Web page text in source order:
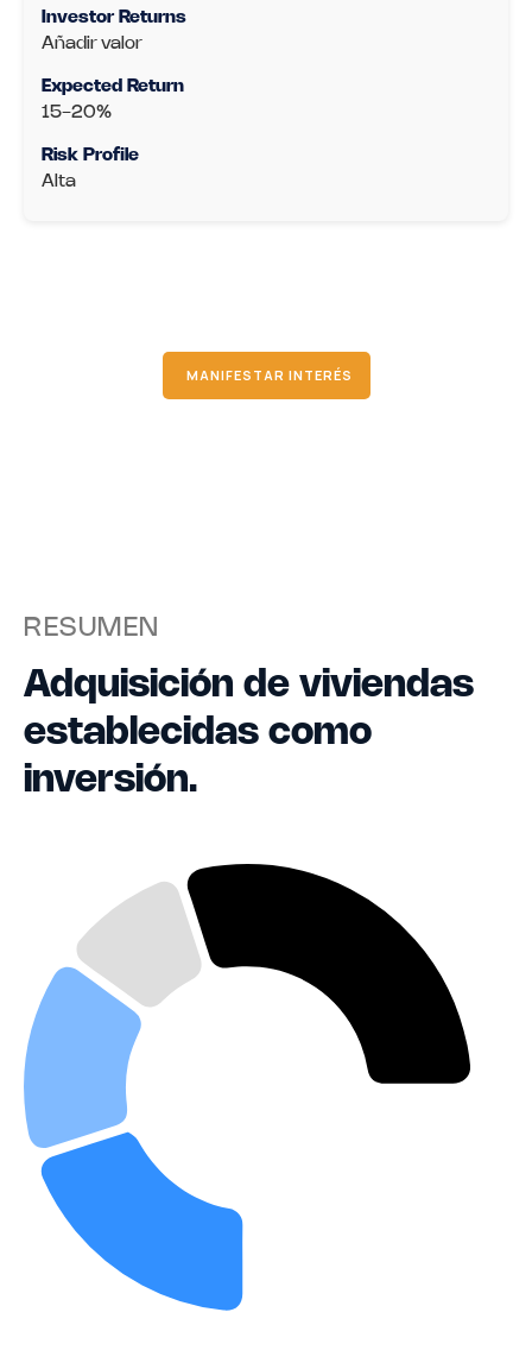
Añadir valor
15-20%
Alta
MANIFESTAR INTERÉS
RESUMEN
Adquisición de viviendas
establecidas como
inversión.